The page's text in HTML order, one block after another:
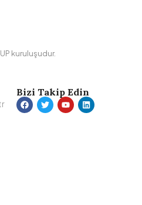
kuruluşudur.
Bizi Takip Edin